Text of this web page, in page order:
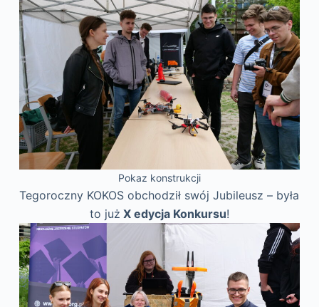
Pokaz konstrukcji
Tegoroczny KOKOS obchodził swój Jubileusz – była
to już X edycja Konkursu!